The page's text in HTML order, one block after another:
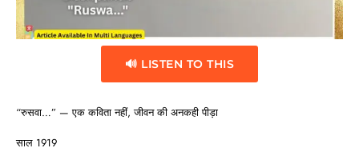
🔊 LISTEN TO THIS
“रुसवा…” —एककवितानहीं,जीवनकी अनकहीपीड़ा
साल 1919